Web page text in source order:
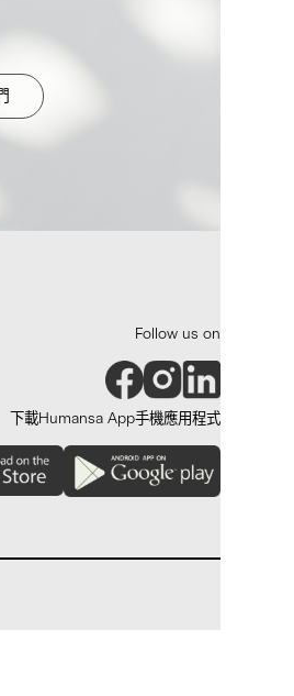
Follow us on
下載Humansa App手機應用程式